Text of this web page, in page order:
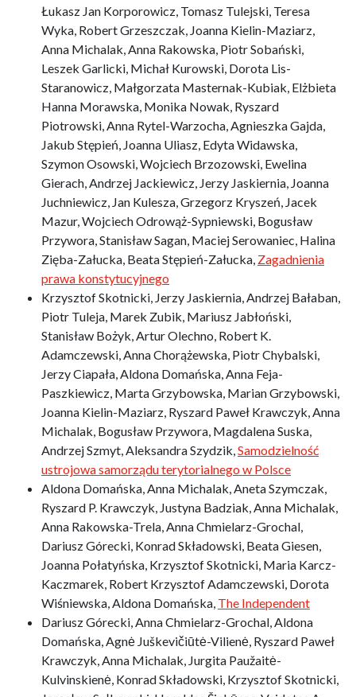
Łukasz Jan Korporowicz, Tomasz Tulejski, Teresa
Wyka, Robert Grzeszczak, Joanna Kielin-Maziarz,
Anna Michalak, Anna Rakowska, Piotr Sobański,
Leszek Garlicki, Michał Kurowski, Dorota Lis-
Staranowicz, Małgorzata Masternak-Kubiak, Elżbieta
Hanna Morawska, Monika Nowak, Ryszard
Piotrowski, Anna Rytel-Warzocha, Agnieszka Gajda,
Jakub Stępień, Joanna Uliasz, Edyta Widawska,
Szymon Osowski, Wojciech Brzozowski, Ewelina
Gierach, Andrzej Jackiewicz, Jerzy Jaskiernia, Joanna
Juchniewicz, Jan Kulesza, Grzegorz Kryszeń, Jacek
Mazur, Wojciech Odrowąż-Sypniewski, Bogusław
Przywora, Stanisław Sagan, Maciej Serowaniec, Halina
Zięba-Załucka, Beata Stępień-Załucka, Zagadnienia
prawa konstytucyjnego
Krzysztof Skotnicki, Jerzy Jaskiernia, Andrzej Bałaban,
Piotr Tuleja, Marek Zubik, Mariusz Jabłoński,
Stanisław Bożyk, Artur Olechno, Robert K.
Adamczewski, Anna Chorążewska, Piotr Chybalski,
Jerzy Ciapała, Aldona Domańska, Anna Feja-
Paszkiewicz, Marta Grzybowska, Marian Grzybowski,
Joanna Kielin-Maziarz, Ryszard Paweł Krawczyk, Anna
Michalak, Bogusław Przywora, Magdalena Suska,
Andrzej Szmyt, Aleksandra Szydzik,Samodzielność
ustrojowa samorządu terytorialnego w Polsce
Aldona Domańska, Anna Michalak, Aneta Szymczak,
Ryszard P. Krawczyk, Justyna Badziak, Anna Michalak,
Anna Rakowska-Trela, Anna Chmielarz-Grochal,
Dariusz Górecki, Konrad Składowski, Beata Giesen,
Joanna Połatyńska, Krzysztof Skotnicki, Maria Karcz-
Kaczmarek, Robert Krzysztof Adamczewski, Dorota
Wiśniewska, Aldona Domańska, The Independent
Dariusz Górecki, Anna Chmielarz-Grochal, Aldona
Domańska, Agnė Juškevičiūtė-Vilienė, Ryszard Paweł
Krawczyk, Anna Michalak, Jurgita Paužaitė-
Kulvinskienė, Konrad Składowski, Krzysztof Skotnicki,